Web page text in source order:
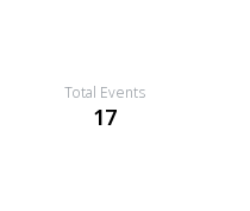
Total Events
17